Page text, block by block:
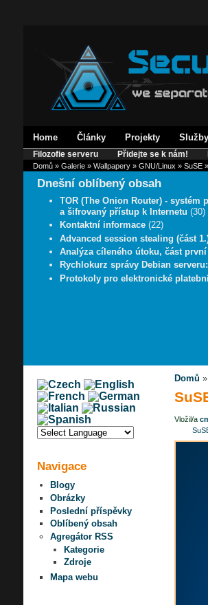
Home Články Projekty Služby
Filozofie serveru Přidejte se k nám!
Domů» Galerie» Wallpapery» GNU/Linux » SuSE»
Dnešní oblíbený obsah
TOR (The Onion Router) - systém
a šifrovaný přístup k Internetu (30)
Kontaktní informace (22)
Advanced session stealing (část
Analýza cíleného útoku, část první
Rychlokurz správy Debian
Protokoly pro elektronické
Navigace
Blogy
Obrázky
Poslední příspěvky
Oblíbený obsah
Agregátor RSS
Kategorie
Zdroje
Mapa webu
Domů »
Vložil/a